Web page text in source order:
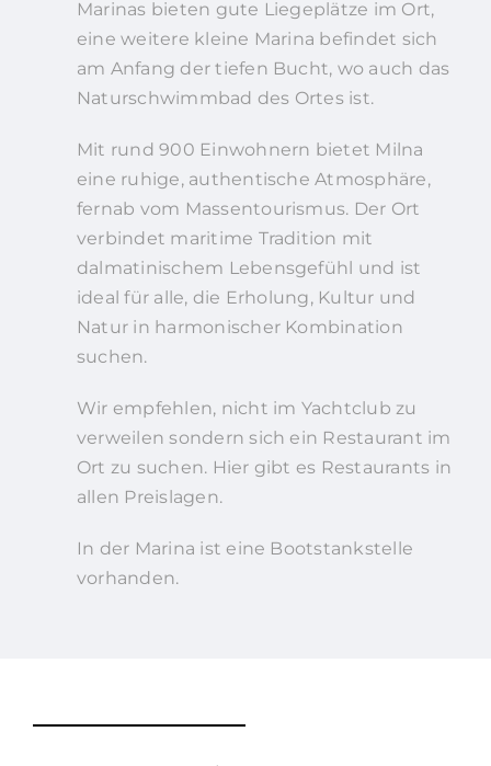
Marinas bieten gute Liegeplätze im Ort,
eine weitere kleine Marina befindet sich
am Anfang der tiefen Bucht, wo auch das
Naturschwimmbad des Ortes ist.
Mit rund 900 Einwohnern bietet Milna
eine ruhige, authentische Atmosphäre,
fernab vom Massentourismus. Der Ort
verbindet maritime Tradition mit
dalmatinischem Lebensgefühl und ist
ideal für alle, die Erholung, Kultur und
Natur in harmonischer Kombination
suchen.
Wir empfehlen, nicht im Yachtclub zu
verweilen sondern sich ein Restaurant im
Ort zu suchen. Hier gibt es Restaurants in
allen Preislagen.
In der Marina ist eine Bootstankstelle
vorhanden.